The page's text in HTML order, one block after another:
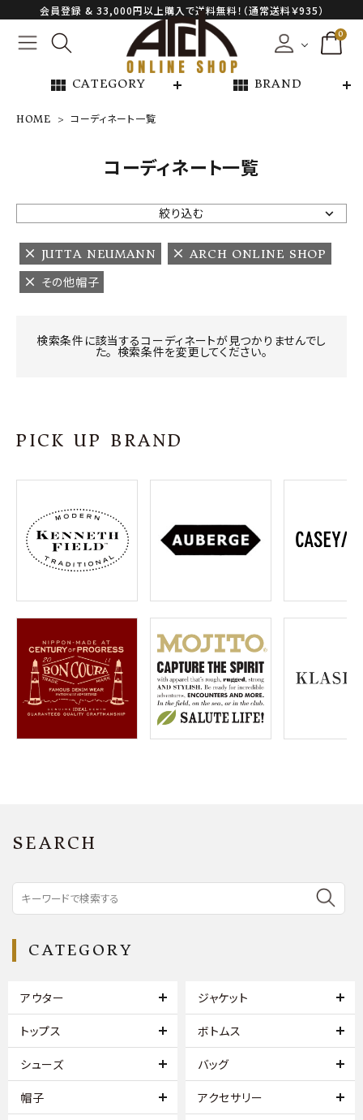
会員登録 & 33,000円以上購入で送料無料！（通常送料￥935）
0
view_module CATEGORY view_module BRAND
NEW ARRIVAL
ARCH EXCLUSIVE
BRAND
CATEGORY
プライバシーポリシー
特定商取引法について
お問い合わせ
OFFICIAL WEB SITE
meeting_room ログイン 会員登録
HOME コーディネート一覧
コーディネート一覧
絞り込む
JUTTA NEUMANN
ARCH ONLINE SHOP
その他帽子
検索条件に該当するコーディネートが見つかりませんでし
た。 検索条件を変更してください。
PICK UP BRAND
SEARCH
CATEGORY
アウター ジャケット
トップス ボトムス
シューズ バッグ
帽子 アクセサリー